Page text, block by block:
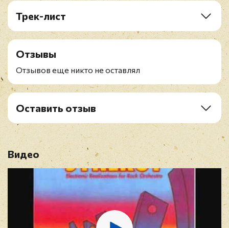
Трек-лист
A1 Legacy
A2 Slaughter On Tenth Avenue
B1 Synergy
B2 Relay Breakdown
Отзывы
Отзывов еще никто не оставлял
Оставить отзыв
Имя*
E-mail*
Видео